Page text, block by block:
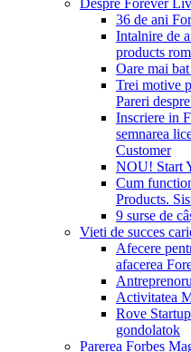
Despre Forever
36 de ani
Intalnire de
products
Oare mai
Trei motive
Pareri
Inscriere in
semnarea
Customer
NOU! Start
Cum
Products.
9 surse de
Vieti de succes
Afecere
afacerea
Activitatea
Rove
gondolatok
Parerea Forbes